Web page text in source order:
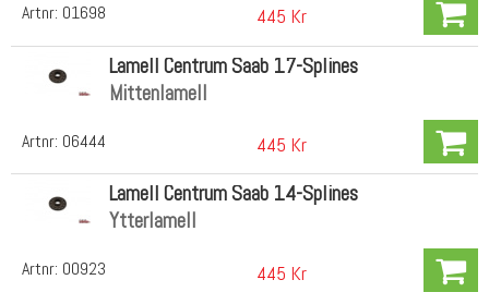
Artnr: 01698 445 Kr
Artnr: 06444
Lamell Centrum Saab 17-Splines
Mittenlamell
445 Kr
Artnr: 00923
Lamell Centrum Saab 14-Splines
Ytterlamell
445 Kr